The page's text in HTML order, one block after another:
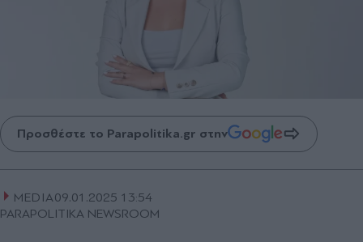
Προσθέστε το Parapolitika.gr στην
MEDIA09.01.2025 13:54
PARAPOLITIKA NEWSROOM